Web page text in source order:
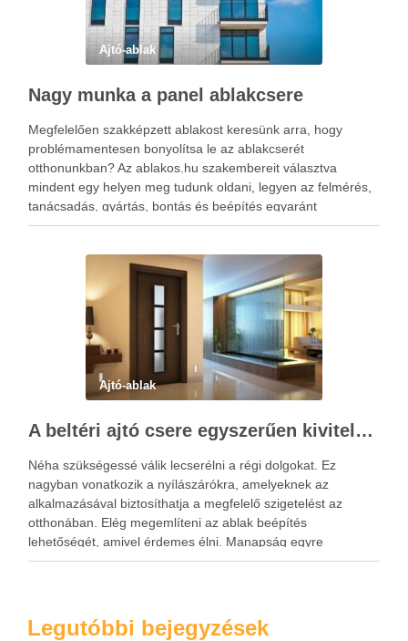
Ajtó-ablak
Nagy munka a panel ablakcsere
Megfelelően szakképzett ablakost keresünk arra, hogy
problémamentesen bonyolítsa le az ablakcserét
otthonunkban? Az ablakos.hu szakembereit választva
mindent egy helyen meg tudunk oldani, legyen az felmérés,
tanácsadás, gyártás, bontás és beépítés egyaránt
megvalósítható, ez a sikeres panel ablakcsere titka.
lehetetlen! Ha eladni szeretnénk a …
Ajtó-ablak
A beltéri ajtó csere egyszerűen kivitelezhető
Néha szükségessé válik lecserélni a régi dolgokat. Ez
nagyban vonatkozik a nyílászárókra, amelyeknek az
alkalmazásával biztosíthatja a megfelelő szigetelést az
otthonában. Elég megemlíteni az ablak beépítés
lehetőségét, amivel érdemes élni. Manapság egyre
kevesebben alkalmazzák a szabványméreteket, sőt, azokat
Legutóbbi bejegyzések